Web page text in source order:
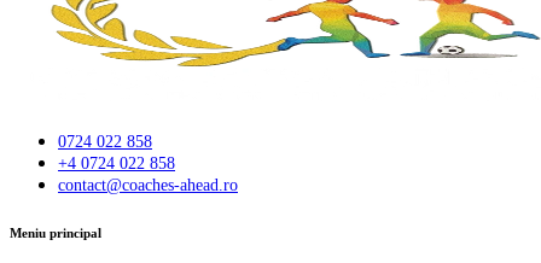
0724 022 858
+4 0724 022 858
contact@coaches-ahead.ro
facebook-
Meniu principal